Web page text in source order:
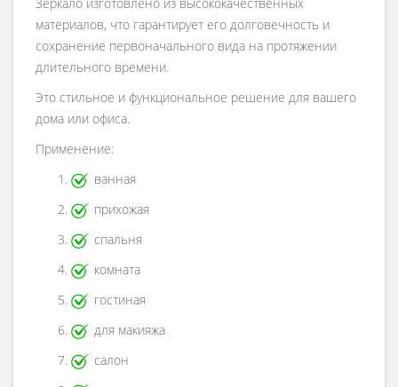
материалов, что гарантирует его долговечность и
сохранение первоначального вида на протяжении
длительного времени.
Это стильное и функциональное решение для вашего
дома или офиса.
Применение:
ванная
прихожая
спальня
комната
гостиная
для макияжа
салон